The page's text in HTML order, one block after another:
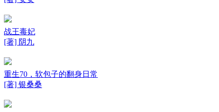
战王毒妃
[著] 阴九
重生70，软包子的翻身日常
[著] 银桑桑